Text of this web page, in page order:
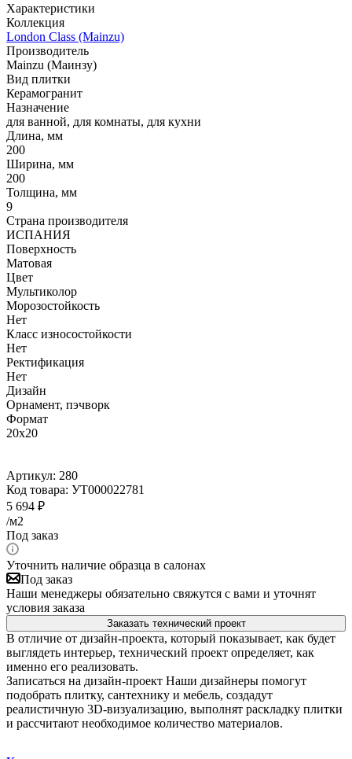
Характеристики
Коллекция
London Class (Mainzu)
Производитель
Mainzu (Маинзу)
Вид плитки
Керамогранит
Назначение
для ванной, для комнаты, для кухни
Длина, мм
200
Ширина, мм
200
Толщина, мм
9
Страна производителя
ИСПАНИЯ
Поверхность
Матовая
Цвет
Мультиколор
Морозостойкость
Нет
Класс износостойкости
Нет
Ректификация
Нет
Дизайн
Орнамент, пэчворк
Формат
20x20
Артикул: 280
Код товара: УТ000022781
5 694 ₽
/м2
Под заказ
Уточнить наличие образца в салонах
Под заказ
Наши менеджеры обязательно свяжутся с вами и уточнят
условия заказа
Заказать технический проект
В отличие от дизайн-проекта, который показывает, как будет
выглядеть интерьер, технический проект определяет, как
именно его реализовать.
Записаться на дизайн-проект Наши дизайнеры помогут
подобрать плитку, сантехнику и мебель, создадут
реалистичную 3D-визуализацию, выполнят раскладку плитки
и рассчитают необходимое количество материалов.